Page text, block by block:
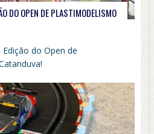
DO OPEN DE PLASTIMODELISMO
do Open de